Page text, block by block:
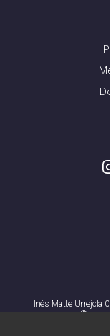
Inés Matte Urrejola
©